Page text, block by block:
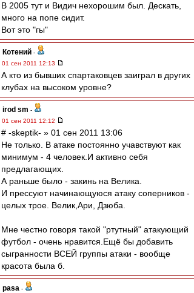
В 2005 тут и Видич нехорошим был. Дескать,
много на попе сидит.
Вот это "гы"
Котений -
01 сен 2011 12:13
А кто из бывших спартаковцев заиграл в других
клубах на высоком уровне?
irod sm -
01 сен 2011 12:12
# -skeptik- » 01 сен 2011 13:06
Не только. В атаке постоянно учавствуют как
минимум - 4 человек.И активно себя
предлагающих.
А раньше было - закинь на Велика.
И прессуют начинающуюся атаку соперников -
целых трое. Велик,Ари, Дзюба.
Мне честно говоря такой "ртутный" атакующий
футбол - очень нравится.Ещё бы добавить
сыгранности ВСЕЙ группы атаки - вообще
красота была б.
pasa -